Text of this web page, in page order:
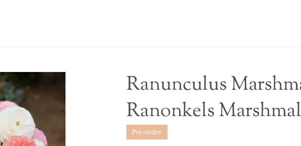
Ranunculus
Ranonkels
Pre-order